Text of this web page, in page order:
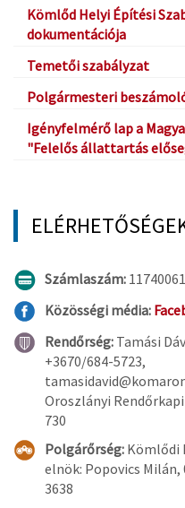
Kömlőd Helyi Építési
dokumentációja
Temetői szabályzat
Polgármesteri
Igényfelmérő lap a
"Felelős állattartás
Számlaszám:
Közösségi média:
Rendőrség: Tamási
+3670/684-5723,
Oroszlányi
730
Polgárőrség: Kömlődi
elnök: Popovics
3638